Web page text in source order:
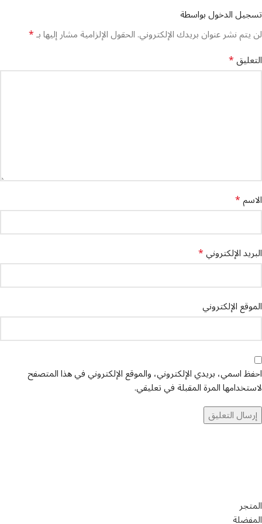
تسجيل الدخول بواسطة
لن يتم نشر عنوان بريدك الإلكتروني.الحقول الإلزامية مشار إليها بـ*
التعليق*
الاسم*
البريد الإلكتروني*
الموقع الإلكتروني
احفظ اسمي، بريدي الإلكتروني، والموقع الإلكتروني في هذا المتصفح
لاستخدامها المرة المقبلة في تعليقي.
المتجر
المفضلة